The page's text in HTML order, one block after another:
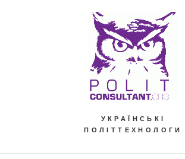
УКРАЇНСЬКІ
ПОЛІТТЕХНОЛОГИ